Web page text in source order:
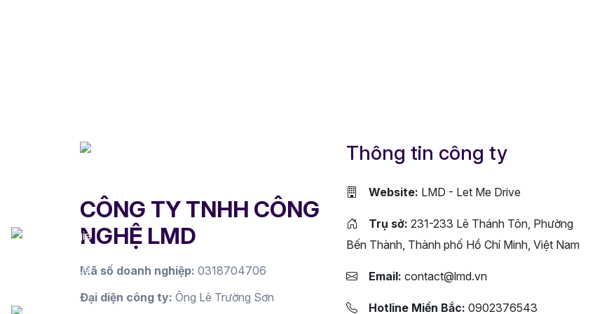
CÔNG TY TNHH CÔNG
NGHỆ LMD
Mã số doanh nghiệp: 0318704706
Đại diện công ty: Ông Lê Trường Sơn
Thông tin công ty
Website: LMD - Let Me Drive
Trụ sở: 231-233 Lê Thánh Tôn, Phường
Bến Thành, Thành phố Hồ Chí Minh, Việt Nam
Email: contact@lmd.vn
Hotline Miền Bắc: 0902376543